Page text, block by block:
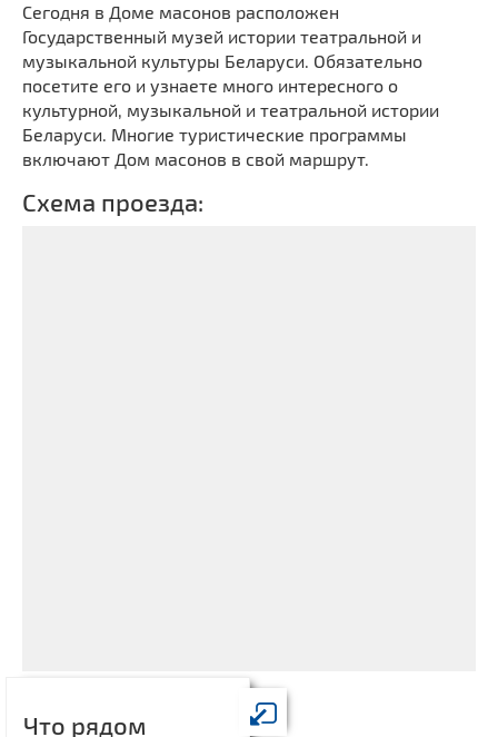
Концертные залы
Сегодня в Доме масонов расположен
Государственный музей истории театральной и
музыкальной культуры Беларуси. Обязательно
посетите его и узнаете много интересного о
культурной, музыкальной и театральной истории
Беларуси. Многие туристические программы
включают Дом масонов в свой маршрут.
Схема проезда:
Что рядом